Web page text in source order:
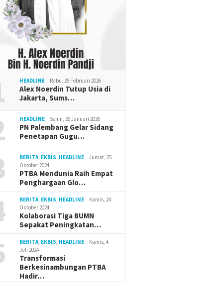
HEADLINE Rabu, 25 Februari 2026
Alex Noerdin Tutup Usia di
Jakarta, Sums…
HEADLINE Senin, 26 Januari 2026
PN Palembang Gelar Sidang
Penetapan Gugu…
BERITA, EKBIS, HEADLINE
Jumat, 25
Oktober 2024
PTBA Mendunia Raih Empat
Penghargaan Glo…
BERITA, EKBIS, HEADLINE
Kamis, 24
Oktober 2024
Kolaborasi Tiga BUMN
Sepakat Peningkatan…
BERITA, EKBIS, HEADLINE
Kamis, 4
Juli 2024
Transformasi
Berkesinambungan PTBA
Hadir…